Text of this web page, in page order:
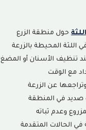
حول منطقة الزرع
اللثة المحيطة بالزرعة
تنظيف الأسنان أو المضغ
مع الوقت
عن الزرعة
صديد في المنطقة
وعدم ثباته
الحالات المتقدمة